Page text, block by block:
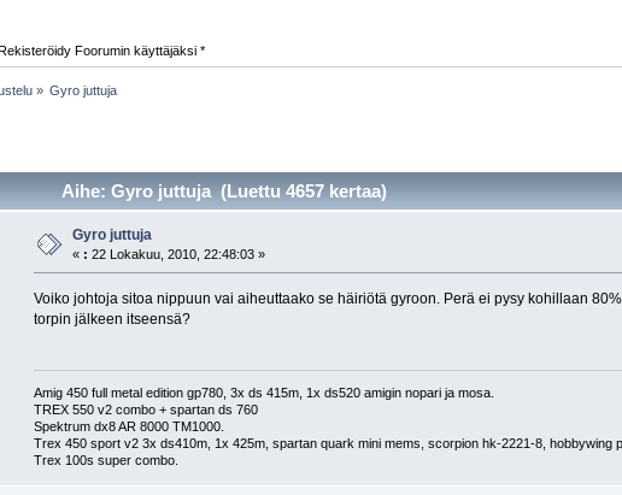
Foorumin käyttäjäksi *
» Gyro juttuja
Aihe: Gyro juttuja (Luettu 4657 kertaa)
Gyro juttuja
« : 22 Lokakuu, 2010, 22:48:03 »
Voiko johtoja sitoa nippuun vai aiheuttaako se häiriötä gyroon. Perä ei pysy kohillaan
torpin jälkeen itseensä?
Amig 450 full metal edition gp780, 3x ds 415m, 1x ds520 amigin nopari ja mosa.
TREX 550 v2 combo + spartan ds 760
Spektrum dx8 AR 8000 TM1000.
Trex 450 sport v2 3x ds410m, 1x 425m, spartan quark mini mems, scorpion hk-2221-8, hobbywing
Trex 100s super combo.